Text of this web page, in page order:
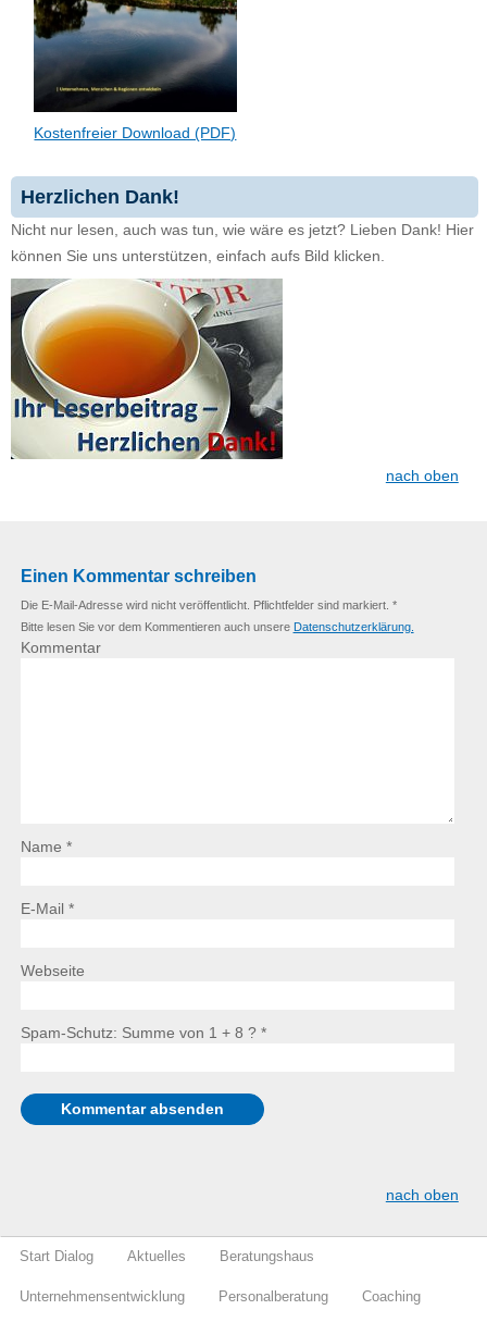
Kostenfreier Download (PDF)
Herzlichen Dank!
Nicht nur lesen, auch was tun, wie wäre es jetzt? Lieben Dank! Hier
können Sie uns unterstützen, einfach aufs Bild klicken.
nach oben
Einen Kommentar schreiben
Die E-Mail-Adresse wird nicht veröffentlicht. Pflichtfelder sind markiert. *
Bitte lesen Sie vor dem Kommentieren auch unsere Datenschutzerklärung.
Kommentar
Name *
E-Mail *
Webseite
Spam-Schutz: Summe von 1 + 8 ? *
nach oben
Start Dialog Aktuelles Beratungshaus
Unternehmensentwicklung Personalberatung Coaching